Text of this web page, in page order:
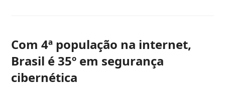
Com 4ª população na internet,
Brasil é 35º em segurança
cibernética